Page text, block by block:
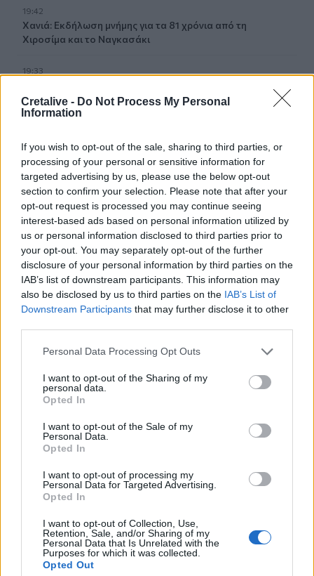
Cretalive - Do Not Process My Personal
Information
If you wish to opt-out of the sale, sharing to third parties, or
processing of your personal or sensitive information for
targeted advertising by us, please use the below opt-out
section to confirm your selection. Please note that after your
opt-out request is processed you may continue seeing
interest-based ads based on personal information utilized by
us or personal information disclosed to third parties prior to
your opt-out. You may separately opt-out of the further
disclosure of your personal information by third parties on the
IAB’s list of downstream participants. This information may
also be disclosed by us to third parties on the IAB’s List of
Downstream Participants that may further disclose it to other
Personal Data Processing Opt Outs
I want to opt-out of the Sharing of my
personal data.
Opted In
I want to opt-out of the Sale of my
Personal Data.
Opted In
I want to opt-out of processing my
Personal Data for Targeted Advertising.
Opted In
I want to opt-out of Collection, Use,
Retention, Sale, and/or Sharing of my
Personal Data that Is Unrelated with the
Purposes for which it was collected.
Opted Out
19:42
Χανιά: Εκδήλωση μνήμης για τα 81 χρόνια από τη
Χιροσίμα και το Ναγκασάκι
19:33
υπερσύγχρονο αυτοκινητόδρομο»
Ρέθυμνο: 19 κτίρια κρίθηκαν «κόκκινα» μετά τις φονικές
πυρκαγιές
19:16
Σαμοθράκη: Στο νοσοκομείο 15χρονη μετά από πτώση –
Ειδοποίησε μόνη της το 112
19:14
Φωτιές στο Ρέθυμνο: Αποζημιώσεις και για τον
κατεστραμμένο εξοπλισμό άρδευσης
19:01
Καστέλλι: Παρουσία του υπ. Υποδομών Χρίστου Δήμα οι
υπογραφές για τα ραντάρ του νέου αεροδρομίου
Μία ακόμη εθελοντική αιμοδοσία στο αίθριο της Λότζια
το Σάββατο (08-08)
Ευρωπαϊκή διάκριση για το Πανεπιστήμιο Κρήτης:
Νοημοσύνη
18:44